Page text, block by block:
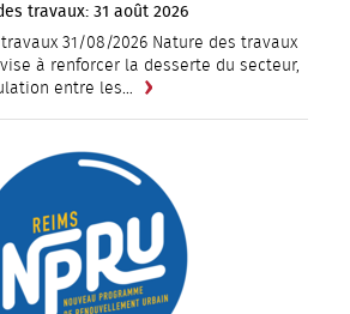
travaux: 31 août 2026
31/08/2026 Nature des travaux
à renforcer la desserte du secteur,
entre les…